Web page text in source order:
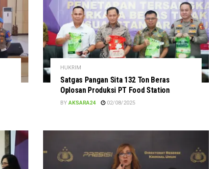
HUKRIM
Satgas Pangan Sita 132 Ton Beras
Oplosan Produksi PT Food Station
BY AKSARA24 02/08/2025